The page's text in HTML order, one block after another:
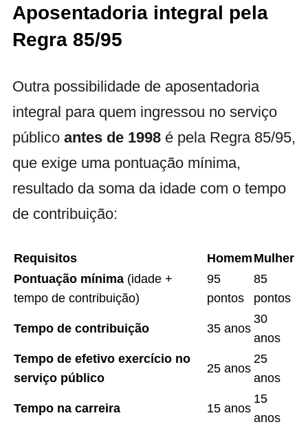
Aposentadoria integral pela
Regra 85/95
Outra possibilidade de aposentadoria
integral para quem ingressou no serviço
público antes de 1998 é pela Regra 85/95,
que exige uma pontuação mínima,
resultado da soma da idade com o tempo
de contribuição:
Requisitos Homem Mulher
Pontuação mínima (idade +
tempo de contribuição)
95
pontos
85
pontos
Tempo de contribuição 35 anos
30
anos
Tempo de efetivo exercício no
serviço público
25 anos
25
anos
Tempo na carreira 15 anos
15
anos